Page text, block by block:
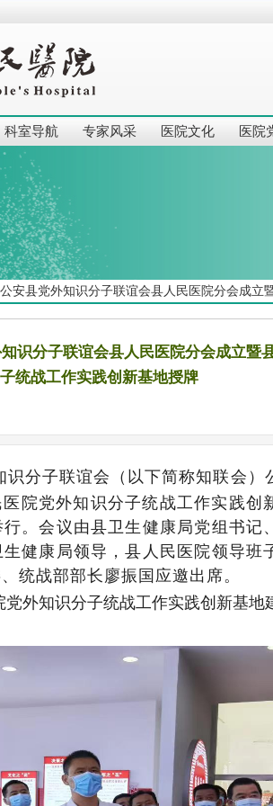
科室导航 专家风采 医院文化 医院
县党外知识分子联谊会县人民医院分会成立
识分子联谊会县人民医院分会成立暨
子统战工作实践创新基地授牌
识分子联谊会（以下简称知联会）
院党外知识分子统战工作实践创
。会议由县卫生健康局党组书记
健康局领导，县人民医院领导班
统战部部长廖振国应邀出席。
党外知识分子统战工作实践创新基地